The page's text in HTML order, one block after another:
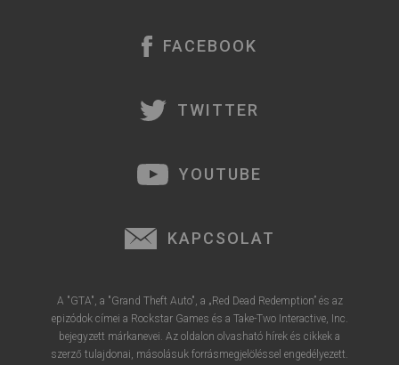
FACEBOOK
TWITTER
YOUTUBE
KAPCSOLAT
A "GTA", a "Grand Theft Auto", a „Red Dead Redemption” és az
epizódok címei a Rockstar Games és a Take-Two Interactive, Inc.
bejegyzett márkanevei. Az oldalon olvasható hírek és cikkek a
szerző tulajdonai, másolásuk forrásmegjelöléssel engedélyezett.